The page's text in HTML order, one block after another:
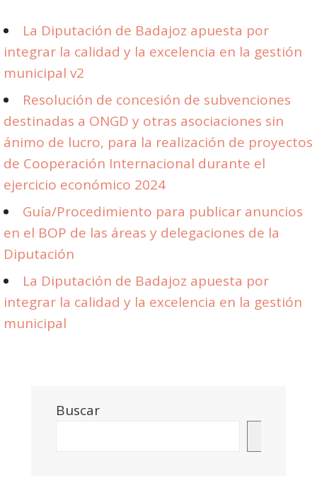
La Diputación de Badajoz apuesta por
integrar la calidad y la excelencia en la gestión
municipal v2
Resolución de concesión de subvenciones
destinadas a ONGD y otras asociaciones sin
ánimo de lucro, para la realización de proyectos
de Cooperación Internacional durante el
ejercicio económico 2024
Guía/Procedimiento para publicar anuncios
en el BOP de las áreas y delegaciones de la
Diputación
La Diputación de Badajoz apuesta por
integrar la calidad y la excelencia en la gestión
municipal
Buscar